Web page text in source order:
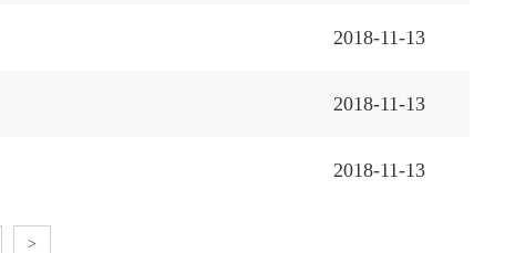
2018-11-13
2018-11-13
2018-11-13
>